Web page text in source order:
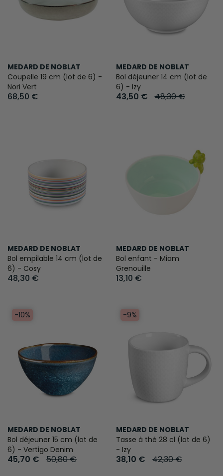
MEDARD DE NOBLAT
Coupelle 19 cm (lot de 6) -
Nori Vert
68,50 €
MEDARD DE NOBLAT
Bol déjeuner 14 cm (lot de
6) - Izy
43,50 € 48,30 €
MEDARD DE NOBLAT
Bol empilable 14 cm (lot de
6) - Cosy
48,30 €
MEDARD DE NOBLAT
Bol enfant - Miam
Grenouille
13,10 €
-10%
MEDARD DE NOBLAT
Bol déjeuner 15 cm (lot de
6) - Vertigo Denim
45,70 € 50,80 €
-9%
MEDARD DE NOBLAT
Tasse à thé 28 cl (lot de 6)
- Izy
38,10 € 42,30 €